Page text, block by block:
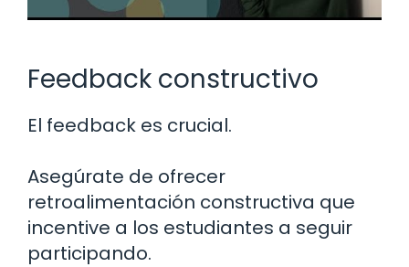
Feedback constructivo
El feedback es crucial.
Asegúrate de ofrecer
retroalimentación constructiva que
incentive a los estudiantes a seguir
participando.